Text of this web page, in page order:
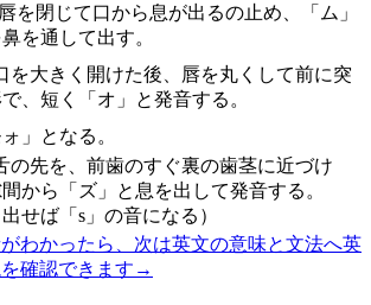
を閉じて口から息が出るの止め、「ム」
を通して出す。
を大きく開けた後、唇を丸くして前に突
、短く「オ」と発音する。
」となる。
の先を、前歯のすぐ裏の歯茎に近づけ
から「ズ」と息を出して発音する。
出せば「s」の音になる）
わかったら、次は英文の意味と文法へ英
確認できます →